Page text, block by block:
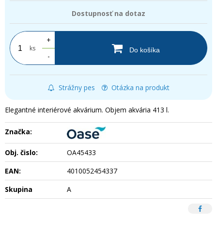
Dostupnosť na dotaz
ks
+
-
Do košíka
Strážny pes Otázka na produkt
Elegantné interiérové akvárium. Objem akvária 413 l.
Značka:
Obj. čislo:
OA45433
EAN:
4010052454337
Skupina
A